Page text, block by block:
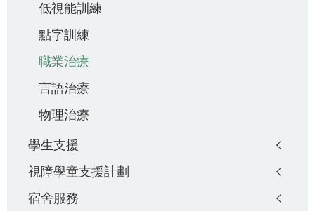
低視能訓練
點字訓練
職業治療
言語治療
物理治療
學生支援
視障學童支援計劃
宿舍服務